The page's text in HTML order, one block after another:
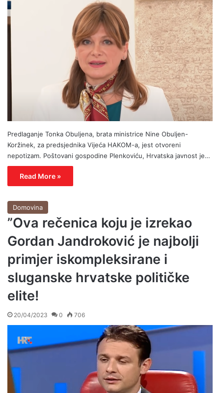
Predlaganje Tonka Obuljena, brata ministrice Nine Obuljen-
Koržinek, za predsjednika Vijeća HAKOM-a, jest otvoreni
nepotizam. Poštovani gospodine Plenkoviću, Hrvatska javnost je…
Read More »
Domovina
”Ova rečenica koju je izrekao
Gordan Jandroković je najbolji
primjer iskompleksirane i
sluganske hrvatske političke
elite!
20/04/2023 0 706